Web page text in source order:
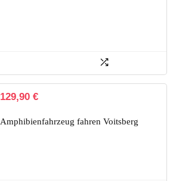
129,90 €
Amphibienfahrzeug fahren Voitsberg